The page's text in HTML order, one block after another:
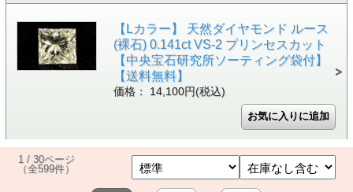
【Lカラー】 天然ダイヤモンド ルース
(裸石) 0.141ct VS-2 プリンセスカット
【中央宝石研究所ソーティング袋付】
【送料無料】
価格： 14,100円(税込)
1 / 30ページ
（全599件）